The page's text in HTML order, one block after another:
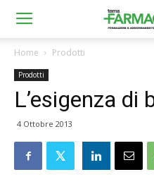
Home Prodotti
Prodotti
L’esigenza di
4 Ottobre 2013